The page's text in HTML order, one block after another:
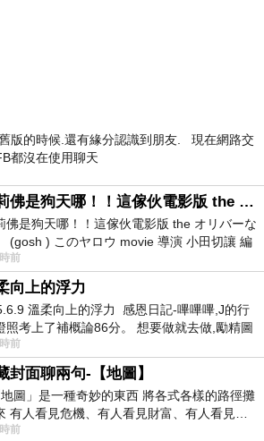
版的時候.還有緣分認識到朋友. 現在網路交
沒在使用聊天
奥莉佛是狗天哪！！這傢伙電影版 the オリバーな犬、 (gosh ) このヤロウ movie
佛是狗天哪！！這傢伙電影版 the オリバーな
(gosh ) このヤロウ movie 導演 小田切讓 編
田切讓 主演: 小田切讓
前
向上的浮力
溫柔向上的浮力 感恩日記-嗶嗶嗶,J的行
照考上了補概論86分。 想要做就去做,勵精圖
成功,也是表法,堅持和努力
前
封面聊兩句-【地圖】
圖」是一種奇妙的東西 將各式各樣的路徑攤
有人看見危機、有人看見財富、有人看見…
可以發掘出不同的
前